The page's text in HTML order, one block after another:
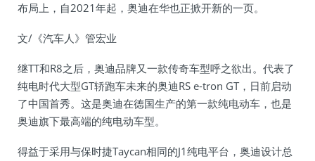
布局上，自2021年起，奥迪在华也正掀开新的一页。
文/《汽车人》管宏业
继TT和R8之后，奥迪品牌又一款传奇车型呼之欲出。代表了
纯电时代大型GT轿跑车未来的奥迪RS e-tron GT，日前启动
了中国首秀。这是奥迪在德国生产的第一款纯电动车，也是
奥迪旗下最高端的纯电动车型。
得益于采用与保时捷Taycan相同的J1纯电平台，奥迪设计总